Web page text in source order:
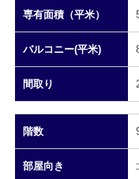
専有面積（平米）
バルコニー(平米)
間取り
階数
部屋向き